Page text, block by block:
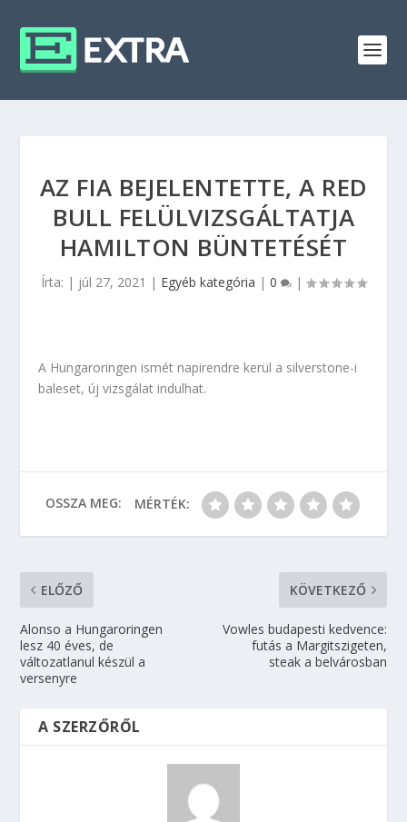
AZ FIA BEJELENTETTE, A RED
BULL FELÜLVIZSGÁLTATJA
HAMILTON BÜNTETÉSÉT
Írta: | júl 27, 2021 | Egyéb kategória | 0 |
A Hungaroringen ismét napirendre kerül a silverstone-i
baleset, új vizsgálat indulhat.
OSSZA MEG: MÉRTÉK:
ELŐZŐ
Alonso a Hungaroringen
lesz 40 éves, de
változatlanul készül a
versenyre
KÖVETKEZŐ
Vowles budapesti kedvence:
futás a Margitszigeten,
steak a belvárosban
A SZERZŐRŐL